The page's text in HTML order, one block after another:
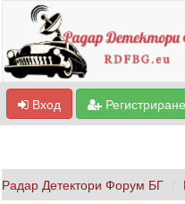
Вход Регистриране
Радар Детектори Форум БГ